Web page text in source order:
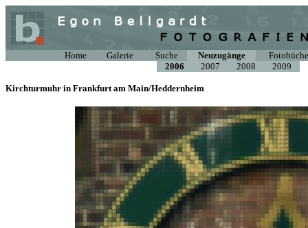
Home Galerie Suche Neuzugänge
2006
2007 2008 2009
Kirchturmuhr in Frankfurt am Main/Heddernheim